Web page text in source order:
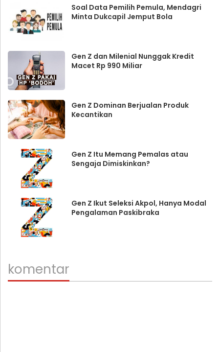
Soal Data Pemilih Pemula, Mendagri
Minta Dukcapil Jemput Bola
Gen Z dan Milenial Nunggak Kredit
Macet Rp 990 Miliar
Gen Z Dominan Berjualan Produk
Kecantikan
Gen Z Itu Memang Pemalas atau
Sengaja Dimiskinkan?
Gen Z Ikut Seleksi Akpol, Hanya Modal
Pengalaman Paskibraka
komentar